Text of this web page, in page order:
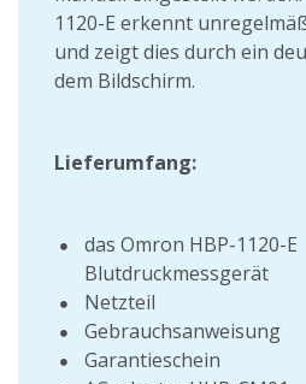
1120-E erkennt
und zeigt dies durch ein
dem Bildschirm.
Lieferumfang:
das Omron HBP-1120-E
Blutdruckmessgerät
Netzteil
Gebrauchsanweisung
Garantieschein